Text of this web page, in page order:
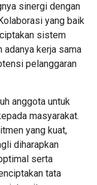
sinergi dengan
yang baik
sistem
adanya kerja sama
pelanggaran
anggota untuk
masyarakat.
yang kuat,
diharapkan
serta
tata